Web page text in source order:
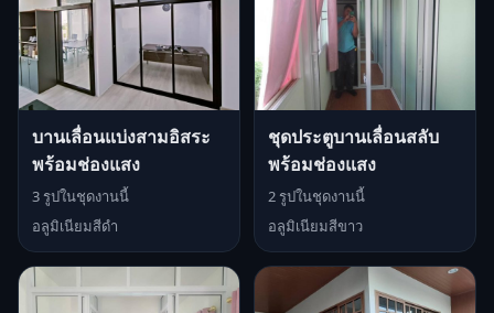
บานเลื่อนแบ่งสามอิสระ
พร้อมช่องแสง
3 รูปในชุดงานนี้
อลูมิเนียมสีดำ
ชุดประตูบานเลื่อนสลับ
พร้อมช่องแสง
2 รูปในชุดงานนี้
อลูมิเนียมสีขาว